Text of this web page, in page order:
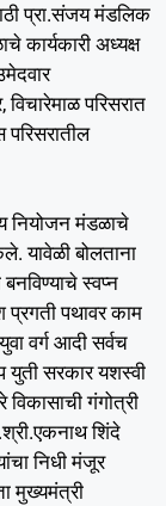
प्रा.संजय मंडलिक
कार्यकारी अध्यक्ष
परिसरात
नियोजन मंडळाचे
यावेळी बोलताना
बनविण्याचे स्वप्न
प्रगती पथावर काम
वर्ग आदी सर्वच
युती सरकार यशस्वी
गंगोत्री
शिंदे
निधी मंजूर
मुख्यमंत्री